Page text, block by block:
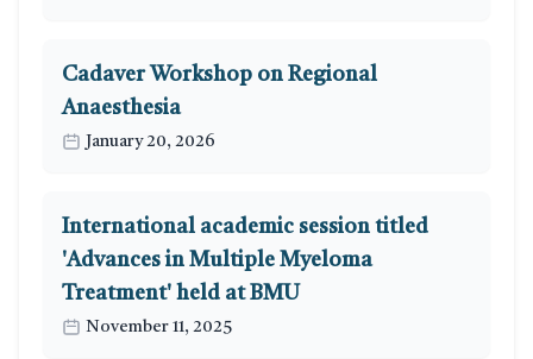
Cadaver Workshop on Regional
Anaesthesia
January 20, 2026
International academic session titled
'Advances in Multiple Myeloma
Treatment' held at BMU
November 11, 2025